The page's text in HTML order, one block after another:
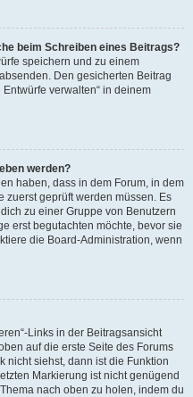
beim Schreiben eines Beitrags?
speichern und zu einem
Den gesicherten Beitrag
verwalten“ in deinem
werden?
haben, dass in dem Forum, in dem
zuerst geprüft werden müssen. Es
zu einer Gruppe von Benutzern
erst begutachten möchte, bevor sie
die Board-Administration, wenn
Links in der Beitragsansicht
auf die erste Seite des Forums
nicht siehst, dann ist die Funktion
Markierung ist nicht genügend
nach oben zu holen, indem du